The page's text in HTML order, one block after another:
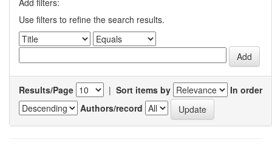
Add filters:
Use filters to refine the search results.
Results/Page | Sort items by
In order
Authors/record